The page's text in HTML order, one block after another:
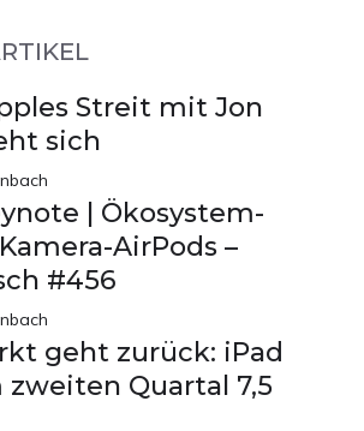
Streit mit Jon
sich
| Ökosystem-
AirPods –
#456
geht zurück: iPad
Quartal 7,5